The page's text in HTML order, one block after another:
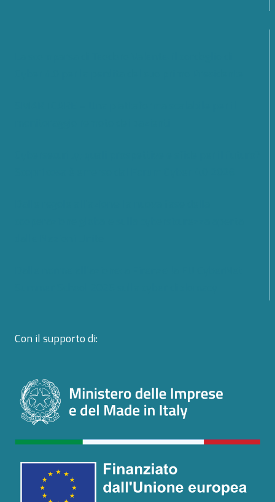
Con il supporto di: